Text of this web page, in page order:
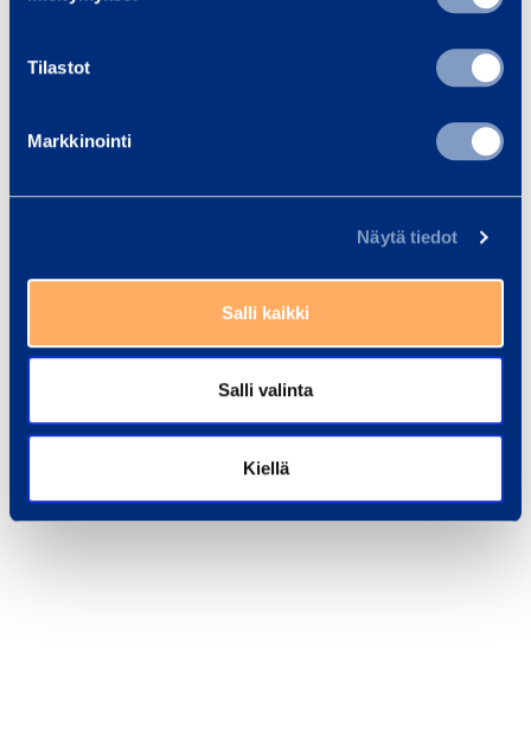
Tilastot
Markkinointi
Näytä tiedot
Salli kaikki
Salli valinta
Kiellä